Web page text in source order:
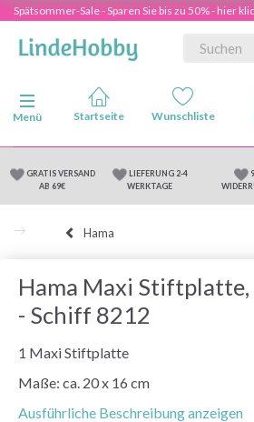
Spätsommer-Sale - Sparen Sie bis zu 50% - hier
Anzeige ändern
Menü
GRATIS VERSAND
AB 69€
LIEFERUNG 2-4
WERKTAGE
Hama
Hama Maxi
- Schiff 8212
1 Maxi Stiftplatte
Maße: ca. 20 x 16 cm
Ausführliche Beschreibung anzeigen